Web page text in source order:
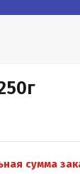
сумма